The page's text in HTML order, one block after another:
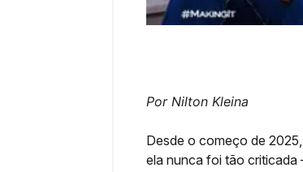
Por Nilton Kleina
Desde o começo de 2025,
ela nunca foi tão